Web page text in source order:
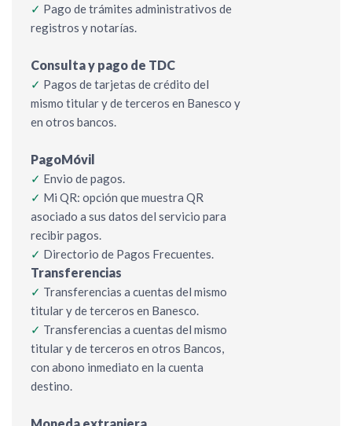
✓ Pago de trámites administrativos de
registros y notarías.
Consulta y pago de TDC
✓ Pagos de tarjetas de crédito del
mismo titular y de terceros en Banesco y
en otros bancos.
PagoMóvil
✓ Envio de pagos.
✓ Mi QR: opción que muestra QR
asociado a sus datos del servicio para
recibir pagos.
✓ Directorio de Pagos Frecuentes.
Transferencias
✓ Transferencias a cuentas del mismo
titular y de terceros en Banesco.
✓ Transferencias a cuentas del mismo
titular y de terceros en otros Bancos,
con abono inmediato en la cuenta
destino.